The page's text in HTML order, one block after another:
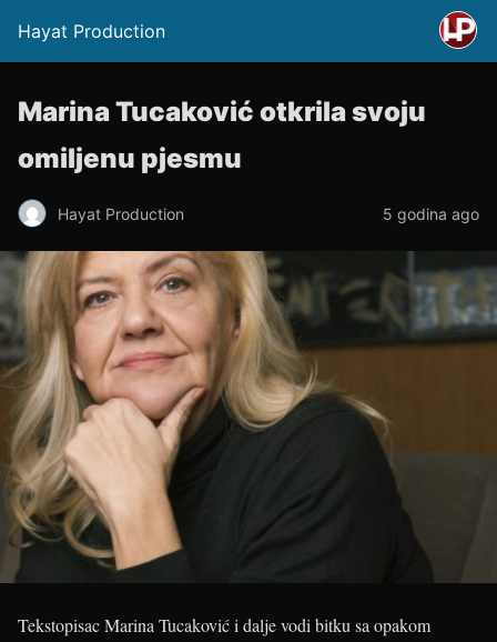
Hayat Production
Marina Tucaković otkrila svoju
omiljenu pjesmu
Hayat Production 5 godina ago
Tekstopisac Marina Tucaković i dalje vodi bitku sa opakom